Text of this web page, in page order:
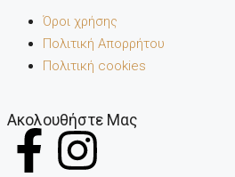
Όροι χρήσης
Πολιτική Απορρήτου
Πολιτική cookies
Ακολουθήστε Μας